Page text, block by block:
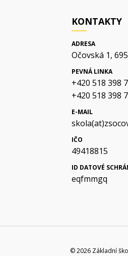
KONTAKTY
ADRESA
Očovská 1,
PEVNÁ LINKA
+420 518 398
+420 518 398
E-MAIL
IČO
49418815
ID DATOVÉ
eqfmmgq
© 2026 Základní